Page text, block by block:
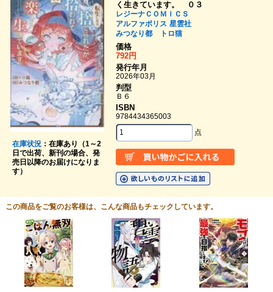
在庫状況：在庫あり（1～2
日で出荷、新刊の場合、発
売日以降のお届けになりま
す）
く生きています。 ０３
レジーナＣＯＭＩＣＳ
アルファポリス 星雲社
みつなり都
トロ猫
価格
792円
発行年月
2026年03月
判型
Ｂ６
ISBN
9784434365003
点
この商品をご覧のお客様は、こんな商品もチェックしています。